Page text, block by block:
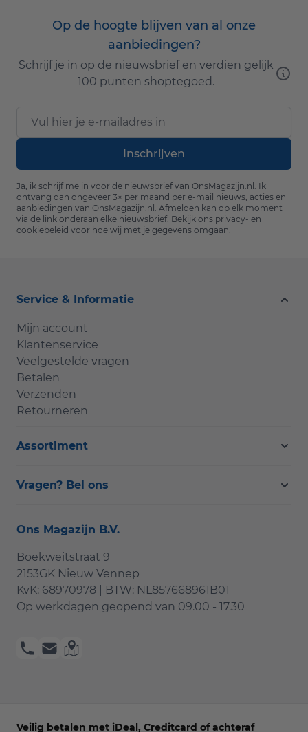
Op de hoogte blijven van al onze
aanbiedingen?
Schrijf je in op de nieuwsbrief en verdien gelijk
100 punten shoptegoed.
E-mailadres
Inschrijven
Ja, ik schrijf me in voor de nieuwsbrief van OnsMagazijn.nl. Ik
ontvang dan ongeveer 3× per maand per e-mail nieuws, acties en
aanbiedingen van OnsMagazijn.nl. Afmelden kan op elk moment
via de link onderaan elke nieuwsbrief. Bekijk ons privacy- en
cookiebeleid voor hoe wij met je gegevens omgaan.
Service & Informatie
Mijn account
Klantenservice
Veelgestelde vragen
Betalen
Verzenden
Retourneren
Assortiment
Vragen? Bel ons
Ons Magazijn B.V.
Boekweitstraat 9
2153GK Nieuw Vennep
KvK: 68970978 | BTW: NL857668961B01
Op werkdagen geopend van 09.00 - 17.30
Veilig betalen met iDeal, Creditcard of achteraf